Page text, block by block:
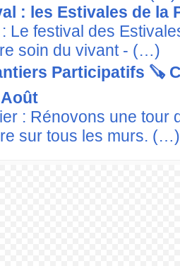
: les Estivales de la
Le festival des
soin du vivant - (…)
Participatifs 🪚​
: Rénovons une tour
sur tous les murs. (…)